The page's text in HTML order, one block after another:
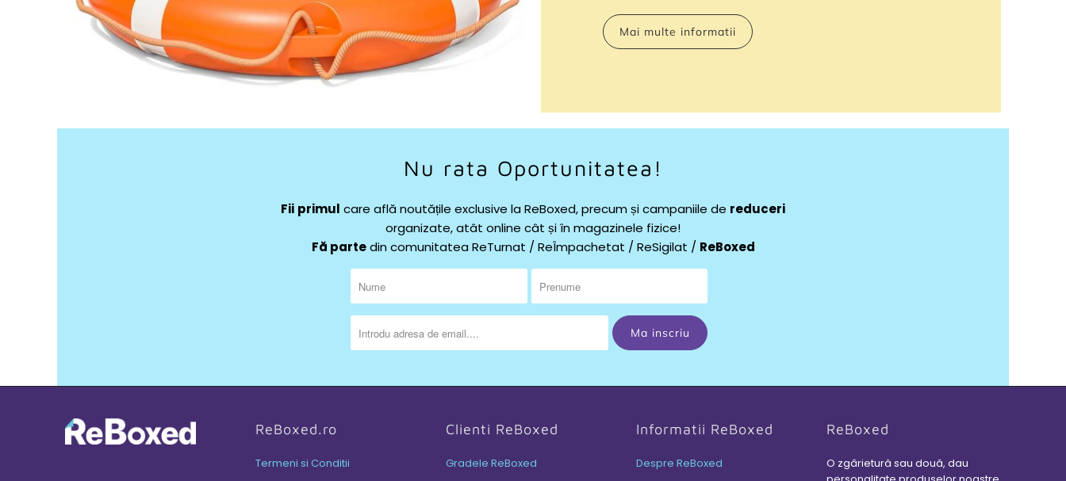
Mai multe informatii
Nu rata Oportunitatea!
Fii primul care află noutățile exclusive la ReBoxed, precum și campaniile de reduceri
organizate, atât online cât și în magazinele fizice!
Fă partedin comunitatea ReTurnat / ReÎmpachetat / ReSigilat / ReBoxed
ReBoxed.ro
Termeni si Conditii
Clienti ReBoxed
Gradele ReBoxed
Informatii ReBoxed
Despre ReBoxed
ReBoxed
O zgârietură sau două, dau